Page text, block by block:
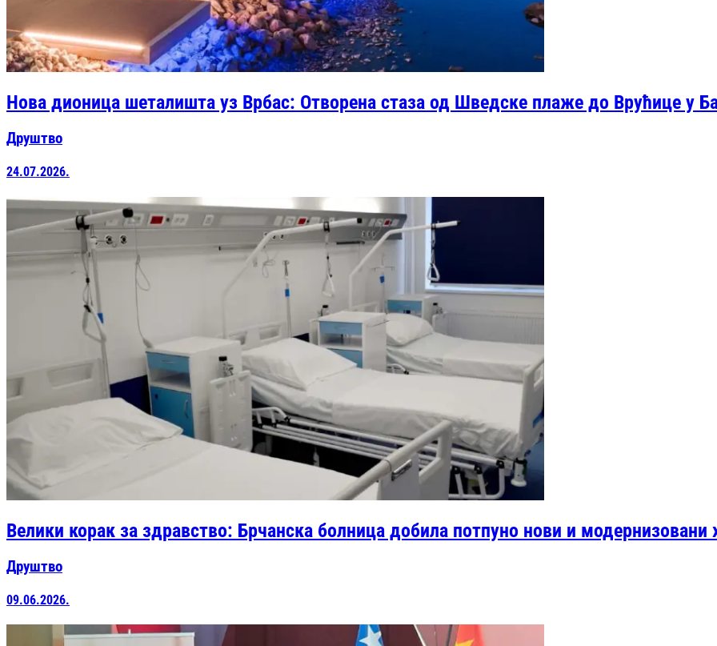
Нова дионица шеталишта уз Врбас: Отворена стаза од Шведске плаже до Врућице у
Друштво
24.07.2026.
Велики корак за здравство: Брчанска болница добила потпуно нови и
Друштво
09.06.2026.